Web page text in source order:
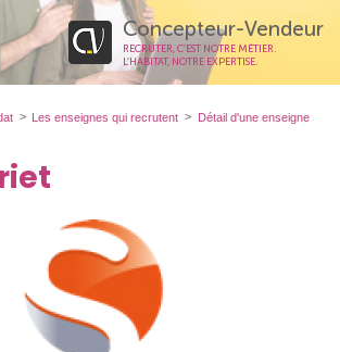
Concepteur-Vendeur
RECRUTER, C’EST NOTRE MÉTIER.
L’HABITAT, NOTRE EXPERTISE.
Les enseignes qui recrutent Détail d'une enseigne